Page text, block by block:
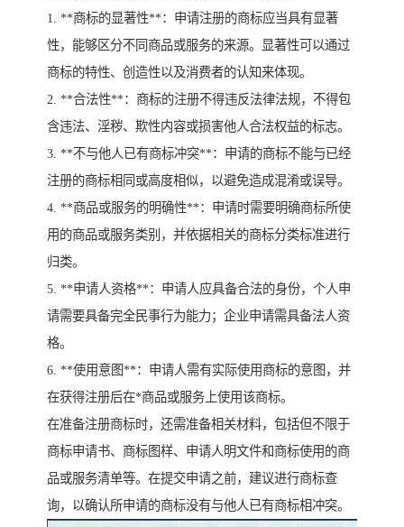
1. **商标的显著性**：申请注册的商标应当具有显著
性，能够区分不同商品或服务的来源。显著性可以通过
商标的特性、创造性以及消费者的认知来体现。
2. **合法性**：商标的注册不得违反法律法规，不得包
含违法、淫秽、欺性内容或损害他人合法权益的标志。
3. **不与他人已有商标冲突**：申请的商标不能与已经
注册的商标相同或高度相似，以避免造成混淆或误导。
4. **商品或服务的明确性**：申请时需要明确商标所使
用的商品或服务类别，并依据相关的商标分类标准进行
归类。
5. **申请人资格**：申请人应具备合法的身份，个人申
请需要具备完全民事行为能力；企业申请需具备法人资
格。
6. **使用意图**：申请人需有实际使用商标的意图，并
在获得注册后在*商品或服务上使用该商标。
在准备注册商标时，还需准备相关材料，包括但不限于
商标申请书、商标图样、申请人明文件和商标使用的商
品或服务清单等。在提交申请之前，建议进行商标查
询，以确认所申请的商标没有与他人已有商标相冲突。